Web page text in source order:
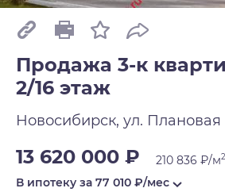
Продажа 3-к
2/16 этаж
Новосибирск, ул. Плановая
13 620 000 ₽ 210 836 ₽/м2
В ипотеку за 77 010 ₽/мес